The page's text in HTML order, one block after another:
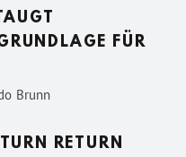
FÜR
Brunn
RETURN